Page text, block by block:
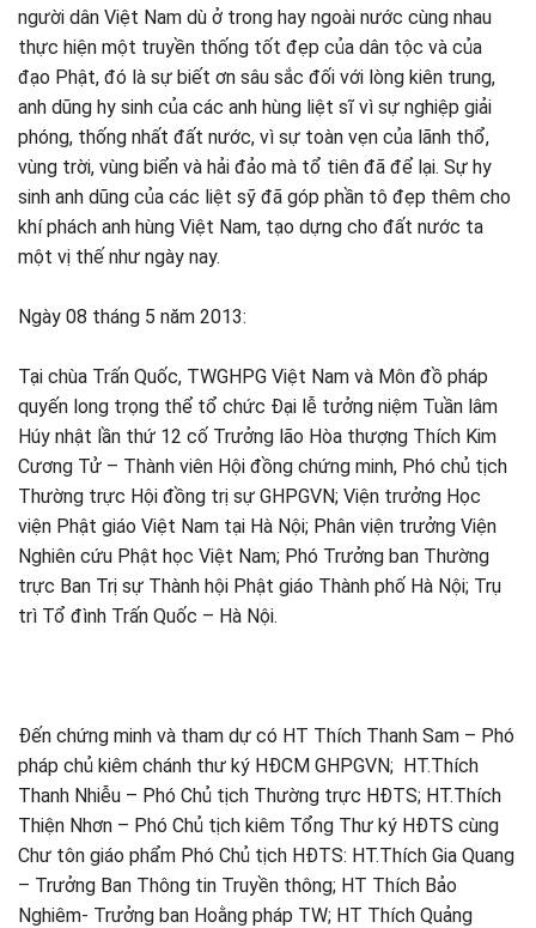
người dân Việt Nam dù ở trong hay ngoài nước cùng nhau
thực hiện một truyền thống tốt đẹp của dân tộc và của
đạo Phật, đó là sự biết ơn sâu sắc đối với lòng kiên trung,
anh dũng hy sinh của các anh hùng liệt sĩ vì sự nghiệp giải
phóng, thống nhất đất nước, vì sự toàn vẹn của lãnh thổ,
vùng trời, vùng biển và hải đảo mà tổ tiên đã để lại. Sự hy
sinh anh dũng của các liệt sỹ đã góp phần tô đẹp thêm cho
khí phách anh hùng Việt Nam, tạo dựng cho đất nước ta
một vị thế như ngày nay.
Ngày 08 tháng 5 năm 2013:
Tại chùa Trấn Quốc, TWGHPG Việt Nam và Môn đồ pháp
quyến long trọng thể tổ chức Đại lễ tưởng niệm Tuần lâm
Húy nhật lần thứ 12 cố Trưởng lão Hòa thượng Thích Kim
Cương Tử – Thành viên Hội đồng chứng minh, Phó chủ tịch
Thường trực Hội đồng trị sự GHPGVN; Viện trưởng Học
viện Phật giáo Việt Nam tại Hà Nội; Phân viện trưởng Viện
Nghiên cứu Phật học Việt Nam; Phó Trưởng ban Thường
trực Ban Trị sự Thành hội Phật giáo Thành phố Hà Nội; Trụ
trì Tổ đình Trấn Quốc – Hà Nội.
Đến chứng minh và tham dự có HT Thích Thanh Sam – Phó
pháp chủ kiêm chánh thư ký HĐCM GHPGVN; HT.Thích
Thanh Nhiễu – Phó Chủ tịch Thường trực HĐTS; HT.Thích
Thiện Nhơn – Phó Chủ tịch kiêm Tổng Thư ký HĐTS cùng
Chư tôn giáo phẩm Phó Chủ tịch HĐTS: HT.Thích Gia Quang
– Trưởng Ban Thông tin Truyền thông; HT Thích Bảo
Nghiêm- Trưởng ban Hoằng pháp TW; HT Thích Quảng